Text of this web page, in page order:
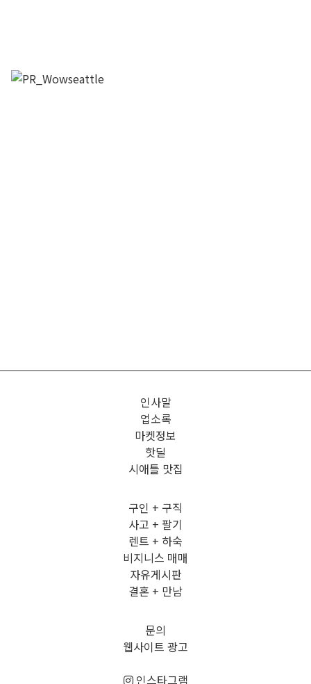
인사말
업소록
마켓정보
핫딜
시애틀 맛집
구인 + 구직
사고 + 팔기
렌트 + 하숙
비지니스 매매
자유게시판
결혼 + 만남
문의
웹사이트 광고
인스타그램